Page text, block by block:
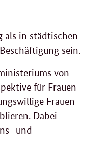
als in städtischen
sein.
von
für Frauen
Frauen
Dabei
und